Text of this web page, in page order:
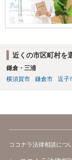
近くの市区町村を
鎌倉・三浦
横須賀市
鎌倉市 逗子
ココナラ法律相談につ